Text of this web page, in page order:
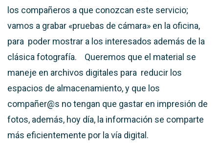
los compañeros a que conozcan este servicio;
vamos a grabar «pruebas de cámara» en la oficina,
para poder mostrar a los interesados además de la
clásica fotografía. Queremos que el material se
maneje en archivos digitales para reducir los
espacios de almacenamiento, y que los
compañer@s no tengan que gastar en impresión de
fotos, además, hoy día, la información se comparte
más eficientemente por la vía digital.